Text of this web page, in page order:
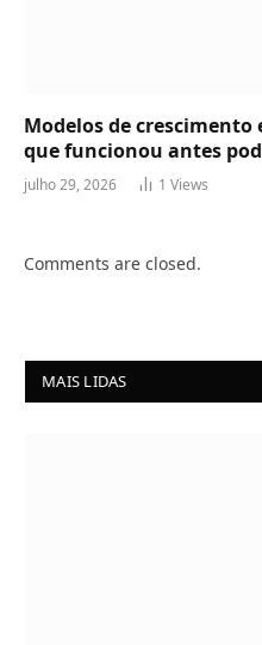
Modelos de
que funcionou antes
julho 29, 2026 1 Views
Comments are closed.
MAIS LIDAS